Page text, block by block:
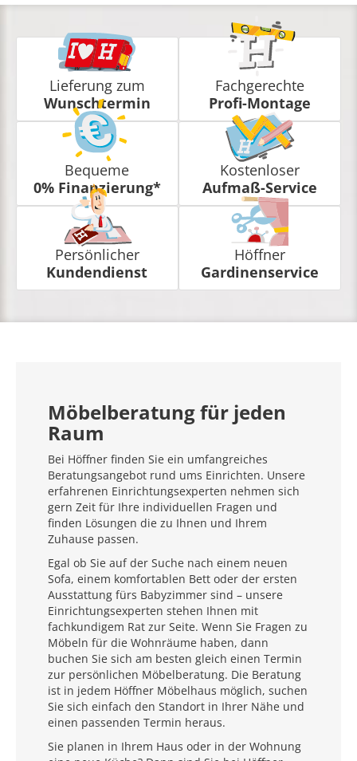
Lieferung zum
Wunschtermin
Fachgerechte
Profi-Montage
Bequeme
0% Finanzierung*
Kostenloser
Aufmaß-Service
Persönlicher
Kundendienst
Höffner
Gardinenservice
Möbelberatung für jeden
Raum
Bei Höffner finden Sie ein umfangreiches
Beratungsangebot rund ums Einrichten. Unsere
erfahrenen Einrichtungsexperten nehmen sich
gern Zeit für Ihre individuellen Fragen und
finden Lösungen die zu Ihnen und Ihrem
Zuhause passen.
Egal ob Sie auf der Suche nach einem neuen
Sofa, einem komfortablen Bett oder der ersten
Ausstattung fürs Babyzimmer sind – unsere
Einrichtungsexperten stehen Ihnen mit
fachkundigem Rat zur Seite. Wenn Sie Fragen zu
Möbeln für die Wohnräume haben, dann
buchen Sie sich am besten gleich einen Termin
zur persönlichen Möbelberatung. Die Beratung
ist in jedem Höffner Möbelhaus möglich, suchen
Sie sich einfach den Standort in Ihrer Nähe und
einen passenden Termin heraus.
Sie planen in Ihrem Haus oder in der Wohnung